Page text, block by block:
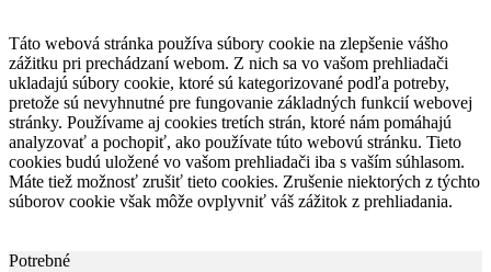
Táto webová stránka používa súbory cookie na zlepšenie vášho
zážitku pri prechádzaní webom. Z nich sa vo vašom prehliadači
ukladajú súbory cookie, ktoré sú kategorizované podľa potreby,
pretože sú nevyhnutné pre fungovanie základných funkcií webovej
stránky. Používame aj cookies tretích strán, ktoré nám pomáhajú
analyzovať a pochopiť, ako používate túto webovú stránku. Tieto
cookies budú uložené vo vašom prehliadači iba s vaším súhlasom.
Máte tiež možnosť zrušiť tieto cookies. Zrušenie niektorých z týchto
súborov cookie však môže ovplyvniť váš zážitok z prehliadania.
Potrebné